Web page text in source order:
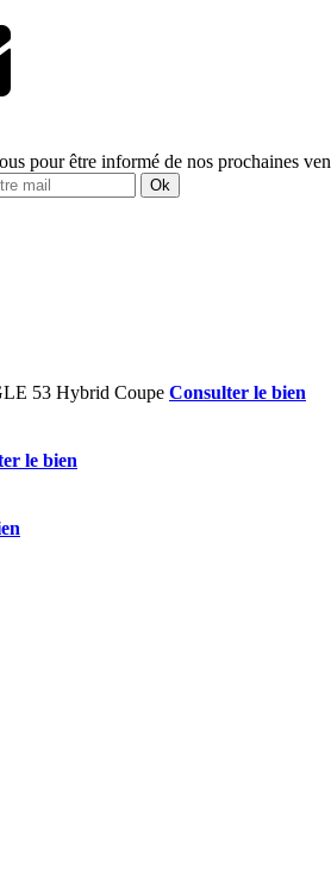
pour être informé de nos prochaines
Ok
Consulter le bien
le bien